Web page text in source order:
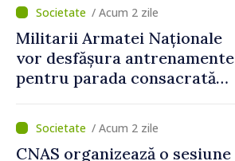
/ Acum 2 zile
Militarii Armatei Naționale
vor desfășura antrenamente
pentru parada consacrată
/ Acum 2 zile
CNAS organizează o sesiune